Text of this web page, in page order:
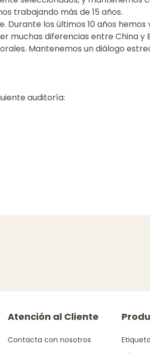
trabajando más de 15 años.
los últimos 10 años
muchas diferencias entre China
Mantenemos un diálogo
auditoría:
Atención al Cliente
Contacta con nosotros